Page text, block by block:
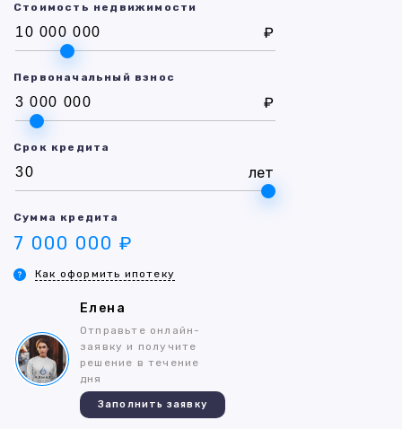
Стоимость недвижимости
₽
Первоначальный взнос
₽
Срок кредита
лет
Сумма кредита
7 000 000 ₽
Как оформить ипотеку
Елена
Отправьте онлайн-
заявку и получите
решение в течение
дня
Заполнить заявку